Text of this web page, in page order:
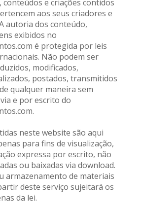
conteúdos e criações contidos
aos seus criadores e
autoria dos conteúdo,
exibidos no
é protegida por leis
Não podem ser
modificados,
postados, transmitidos
qualquer maneira sem
e por escrito do
neste website são aqui
para fins de visualização,
expressa por escrito, não
ou baixadas via download.
armazenamento de materiais
deste serviço sujeitará os
da lei.